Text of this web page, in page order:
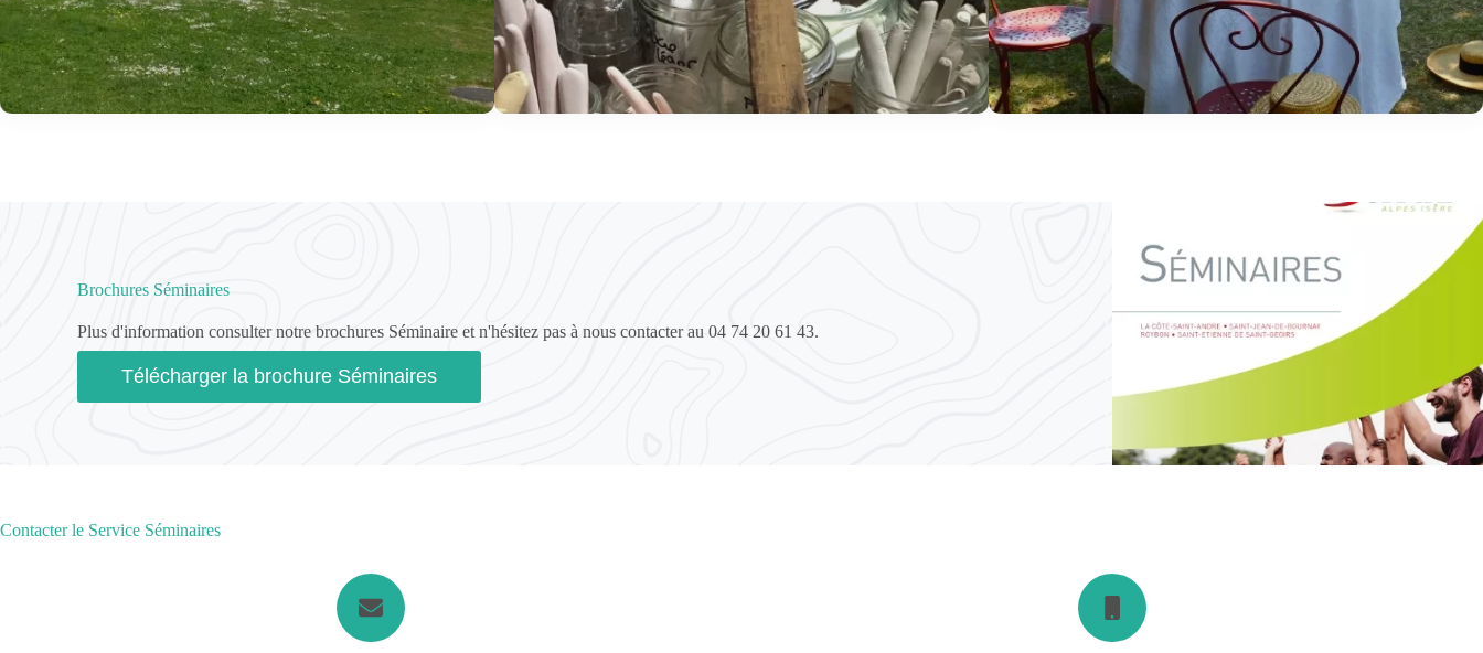
Brochures Séminaires
Plus d'information consulter notre brochures Séminaire et n'hésitez pas à nous contacter au 04 74 20 61 43.
Télécharger la brochure Séminaires
Contacter le Service Séminaires